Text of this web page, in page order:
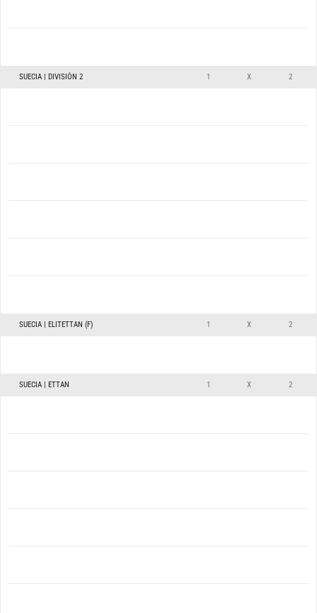
SUECIA | DIVISIÓN 2 1 X 2
SUECIA | ELITETTAN (F) 1 X 2
SUECIA | ETTAN 1 X 2